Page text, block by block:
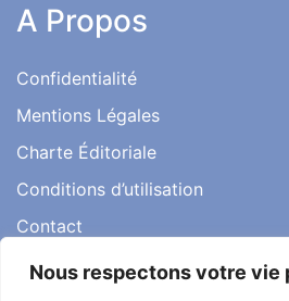
Nous respectons votre vie
A Propos
Confidentialité
Mentions Légales
Charte Éditoriale
Conditions d’utilisation
Contact
Témoignages